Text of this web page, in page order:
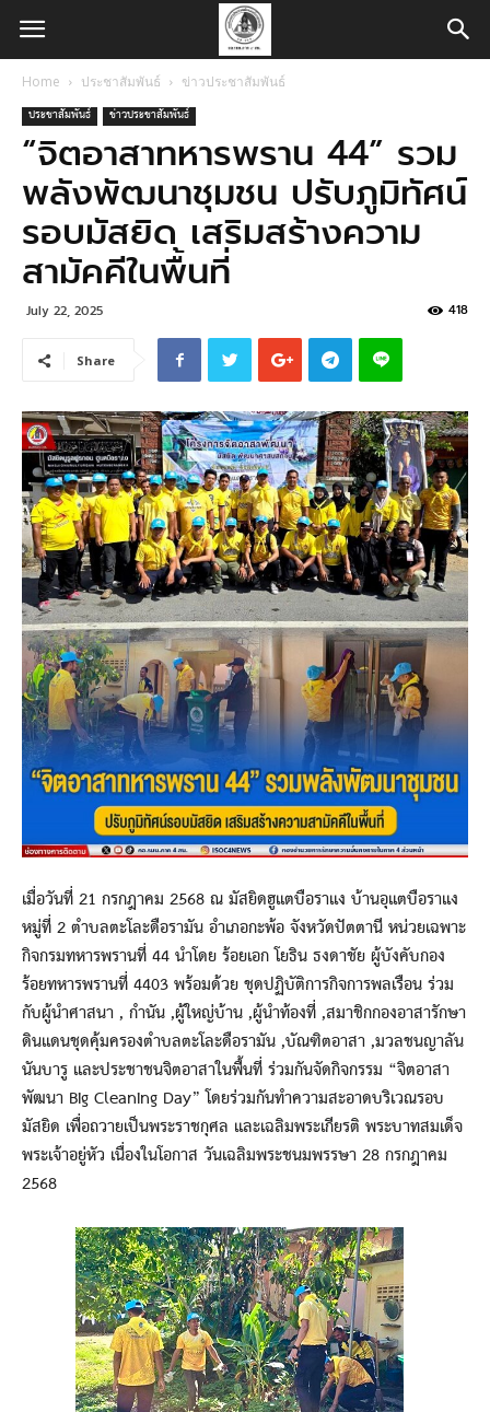
Home ประชาสัมพันธ์ ข่าวประชาสัมพันธ์
ประชาสัมพันธ์ ข่าวประชาสัมพันธ์
“จิตอาสาทหารพราน 44” รวม
พลังพัฒนาชุมชน ปรับภูมิทัศน์
รอบมัสยิด เสริมสร้างความ
สามัคคีในพื้นที่
July 22, 2025 418
Share
เมื่อวันที่ 21 กรกฎาคม 2568 ณ มัสยิดฮูแตบือราแง บ้านอุแตบือราแง
หมู่ที่ 2 ตำบลตะโละดือรามัน อำเภอกะพ้อ จังหวัดปัตตานี หน่วยเฉพาะ
กิจกรมทหารพรานที่ 44 นำโดย ร้อยเอก โยธิน ธงดาชัย ผู้บังคับกอง
ร้อยทหารพรานที่ 4403 พร้อมด้วย ชุดปฏิบัติการกิจการพลเรือน ร่วม
กับผู้นำศาสนา , กำนัน ,ผู้ใหญ่บ้าน ,ผู้นำท้องที่ ,สมาชิกกองอาสารักษา
ดินแดนชุดคุ้มครองตำบลตะโละดือรามัน ,บัณฑิตอาสา ,มวลชนญาลัน
นันบารู และประชาชนจิตอาสาในพื้นที่ ร่วมกันจัดกิจกรรม “จิตอาสา
พัฒนา Big Cleaning Day” โดยร่วมกันทำความสะอาดบริเวณรอบ
มัสยิด เพื่อถวายเป็นพระราชกุศล และเฉลิมพระเกียรติ พระบาทสมเด็จ
พระเจ้าอยู่หัว เนื่องในโอกาส วันเฉลิมพระชนมพรรษา 28 กรกฎาคม
2568